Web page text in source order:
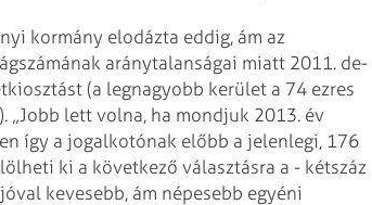
kormány elodázta eddig, ám az
aránytalanságai miatt 2011. de­-
(a legnagyobb kerület a 74 ezres
„Jobb lett volna, ha mondjuk 2013. év
így a jogalkotónak előbb a jelenlegi, 176
ki a következő választásra a - kétszáz
kevesebb, ám népesebb egyéni